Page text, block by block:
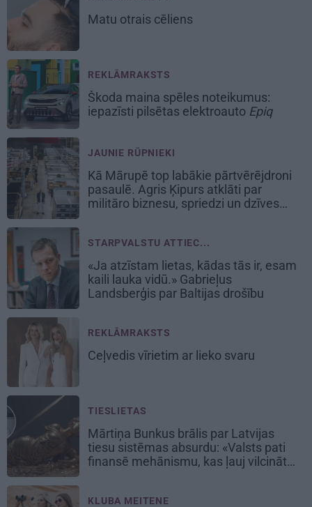
Matu otrais cēliens
REKLĀMRAKSTS
Škoda maina spēles noteikumus:
iepazīsti pilsētas elektroauto Epiq
JAUNIE RŪPNIEKI
Kā Mārupē top labākie pārtvērējdroni
pasaulē. Agris Ķipurs atklāti par
militāro biznesu, spriedzi un dzīves
STARPVALSTU ATTIEC...
«Ja atzīstam lietas, kādas tās ir, esam
kaili lauka vidū.» Gabrieļus
Landsberģis par Baltijas drošību
REKLĀMRAKSTS
Ceļvedis vīrietim ar lieko svaru
TIESLIETAS
Mārtiņa Bunkus brālis par Latvijas
tiesu sistēmas absurdu: «Valsts pati
finansē mehānismu, kas ļauj vilcināt
KLUBA MEITENE